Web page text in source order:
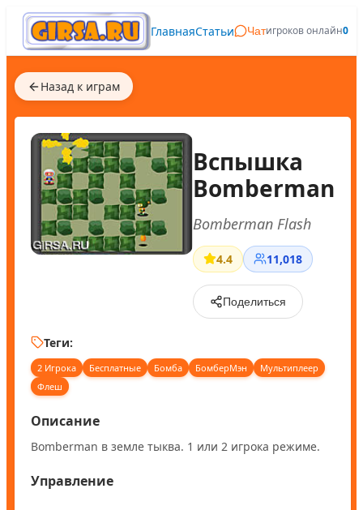
ГлавнаяСтатьи Чатигроков онлайн0
Назад к играм
Вспышка
Bomberman
Bomberman Flash
4.4 11,018
Поделиться
Теги:
2 Игрока Бесплатные Бомба БомберМэн
Мультиплеер
Флеш
Описание
Bomberman в земле тыква. 1 или 2 игрока режиме.
Управление